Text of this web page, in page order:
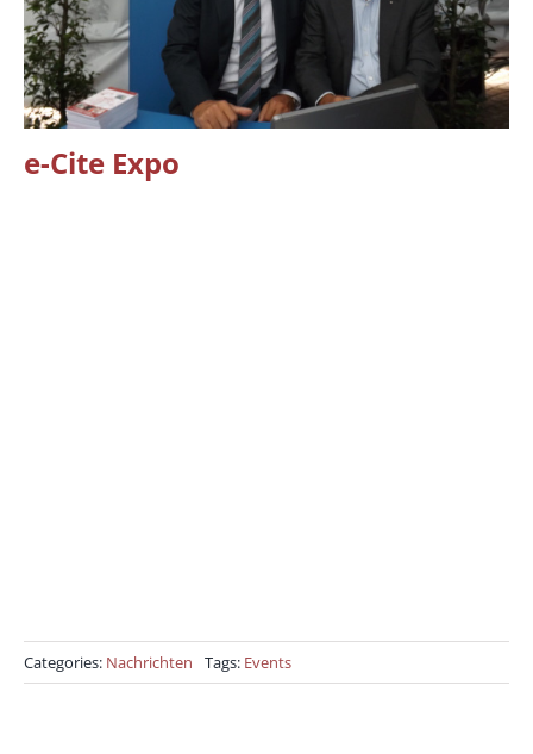
e-Cite Expo
Categories: Nachrichten Tags: Events